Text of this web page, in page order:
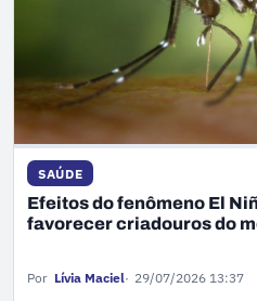
SAÚDE
Efeitos do fenômeno El
favorecer criadouros do
Por Lívia Maciel 29/07/2026 13:37